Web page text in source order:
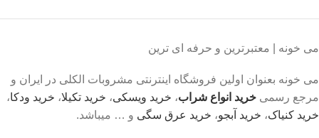
می خونه | معتبرترین و حرفه ای ترین
می خونه بعنوان اولین فروشگاه اینترنتی مشروبات الکلی در ایران و
مرجع رسمی خرید انواع شراب، خرید ویسکی، خرید تکیلا، خرید ودکا،
خرید کنیاک، خرید آبجو، خرید عرق سگی و … میباشد.